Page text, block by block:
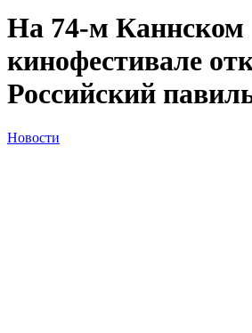
На 74-м Каннском
кинофестивале
Российский
Новости